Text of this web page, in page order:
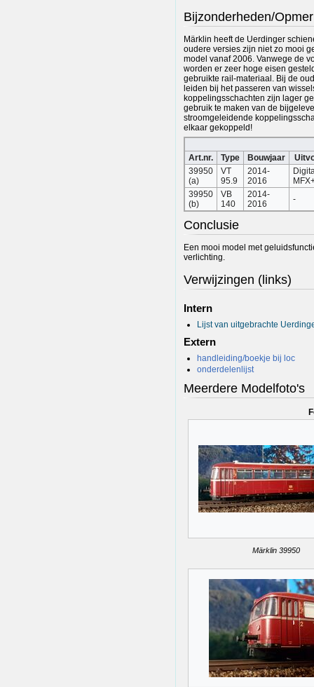
Bijzonderheden/
Märklin heeft de Uerdinger
oudere versies zijn niet zo mooi
model vanaf 2006. Vanwege de
worden er zeer hoge eisen
gebruikte rail-materiaal. Bij de
leiden bij het passeren van
koppelingsschachten zijn lager
gebruik te maken van de
stroomgeleidende
elkaar gekoppeld!
Art.nr. Type Bouwjaar
39950
(a)
VT
95.9
2014-
2016
39950
(b)
VB
140
2014-
2016
-
Conclusie
Een mooi model met
verlichting.
Verwijzingen (links)
Intern
Lijst van uitgebrachte
Extern
handleiding/boekje bij loc
onderdelenlijst
Meerdere Modelfoto's
Märklin 39950